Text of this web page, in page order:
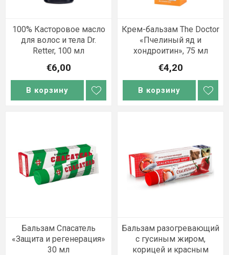
100% Касторовое масло
для волос и тела Dr.
Retter, 100 мл
€6,00
В корзину
Крем-бальзам The Doctor
«Пчелиный яд и
хондроитин», 75 мл
€4,20
В корзину
Бальзам Спасатель
«Защита и регенерация»
30 мл
Бальзам разогревающий
с гусиным жиром,
корицей и красным